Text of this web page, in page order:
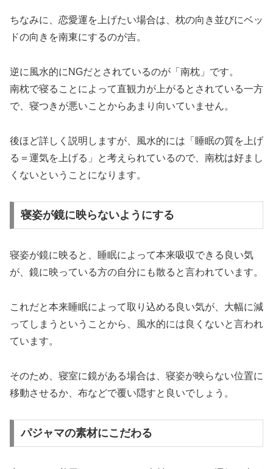
ちなみに、恋愛運を上げたい場合は、枕の向き並びにベッ
ドの向きを南東にするのが吉。
逆に風水的にNGだとされているのが「南枕」です。
南枕で寝ることによって直観力が上がるとされている一方
で、寝つきが悪いことからあまり向いていません。
後ほど詳しく説明しますが、風水的には「睡眠の質を上げ
る＝運気を上げる」と考えられているので、南枕は好まし
くないということになります。
寝姿が鏡に映らないようにする
寝姿が鏡に映ると、睡眠によって本来吸収できる良い気
が、鏡に映っている方の自分にも散ると言われています。
これだと本来睡眠によって取り込める良い気が、大幅に減
ってしまうということから、風水的には良くないと言われ
ています。
そのため、寝室に鏡がある場合は、寝姿が映らない位置に
移動させるか、布などで覆い隠すと良いでしょう。
パジャマの素材にこだわる